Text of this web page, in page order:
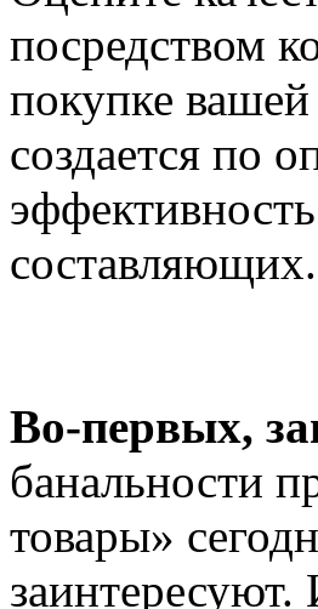
посредством
покупке
создается по
составляющих.
Во-первых,
банальности
товары»